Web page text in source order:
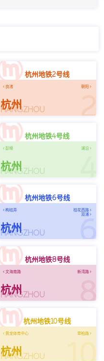
2
杭州地铁2号线
朝阳
良渚
HANGZHOU
杭州
4
杭州地铁4号线
浦沿
彭埠
HANGZHOU
杭州
6
杭州地铁6号线
桂花西路
双浦
枸桔弄
HANGZHOU
杭州
8
杭州地铁8号线
新湾路
文海南路
HANGZHOU
杭州
杭州地铁10号线
翠柏路
黄龙体育中心
HANGZHOU
杭州